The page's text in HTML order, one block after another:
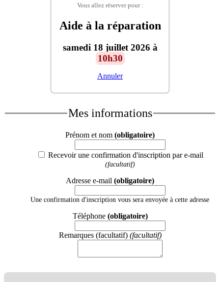
Vous allez réserver pour :
Aide à la réparation
samedi 18 juillet 2026 à
10h30
Annuler
Mes informations
Prénom et nom (obligatoire)
Recevoir une confirmation d'inscription par e-mail
(facultatif)
Adresse e-mail (obligatoire)
Une confirmation d'inscription vous sera envoyée à cette adresse
Téléphone (obligatoire)
Remarques (facultatif) (facultatif)